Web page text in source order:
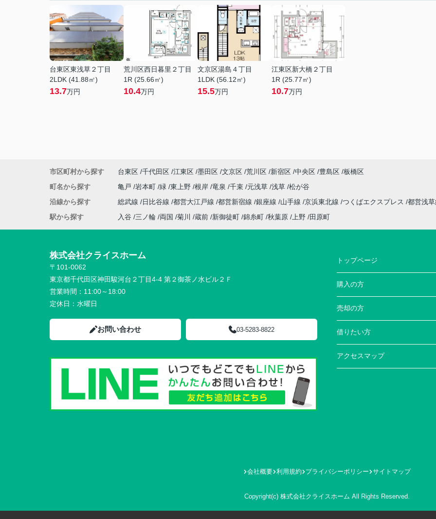
台東区東浅草２丁目
2LDK (41.88㎡)
13.7万円
荒川区西日暮里２丁目
1R (25.66㎡)
10.4万円
文京区湯島４丁目
1LDK (56.12㎡)
15.5万円
江東区新大橋２丁目
1R (25.77㎡)
10.7万円
市区町村から探す 台東区 千代田区 江東区 墨田区 文京区 荒川区 新宿区 中央区 豊島区 板橋区
町名から探す
亀戸 岩本町 緑 東上野 根岸 竜泉 千束 元浅草 浅草 松が谷
沿線から探す
総武線 日比谷線 都営大江戸線 都営新宿線 銀座線 山手線 京浜東北線 つくばエクスプレス
都営浅
駅から探す
入谷 三ノ輪 両国 菊川 蔵前 新御徒町 錦糸町 秋葉原 上野 田原町
株式会社クライスホーム
〒101-0062
東京都千代田区神田駿河台２丁目4-4 第２御茶ノ水ビル２Ｆ
営業時間： 11:00～18:00
定休日： 水曜日
お問い合わせ 03-5283-8822
トップページ
購入の方
売却の方
借りたい方
アクセスマップ
会社概要 利用規約 プライバシーポリシー サイトマップ
Copyright(c) 株式会社クライスホーム All Rights Reserved.